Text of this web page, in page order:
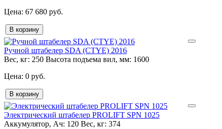
67 680 руб.
В корзину
Ручной штабелер SDA (CTYE) 2016
Вес, кг: 250 Высота подъема вил, мм: 1600
0 руб.
В корзину
Электрический штабелер PROLIFT SPN 1025
Аккумулятор, Ач: 120 Вес, кг: 374